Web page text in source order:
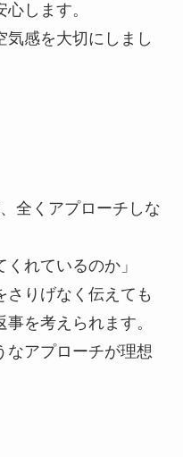
します。
気感を大切にしまし
全くアプローチしな
くれているのか」
さりげなく伝えても
を考えられます。
なアプローチが理想